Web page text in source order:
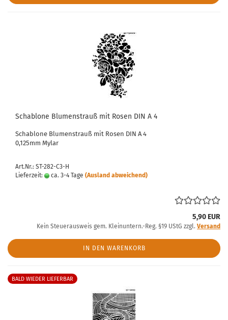
Schablone Blumenstrauß mit Rosen DIN A 4
Schablone Blumenstrauß mit Rosen DIN A 4
0,125mm Mylar
Art.Nr.: ST-282-C3-H
Lieferzeit:
ca. 3-4 Tage (Ausland abweichend)
5,90 EUR
Kein Steuerausweis gem. Kleinuntern.-Reg. §19 UStG zzgl. Versand
IN DEN WARENKORB
BALD WIEDER LIEFERBAR